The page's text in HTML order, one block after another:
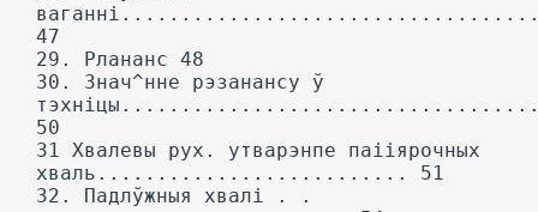
47
29. Рлананс 48
30. Знач^нне рэзанансу ў
50
31 Хвалевы рух. утварэнпе паііярочных
хваль.......................... 51
32. Падлўжныя хвалі . .